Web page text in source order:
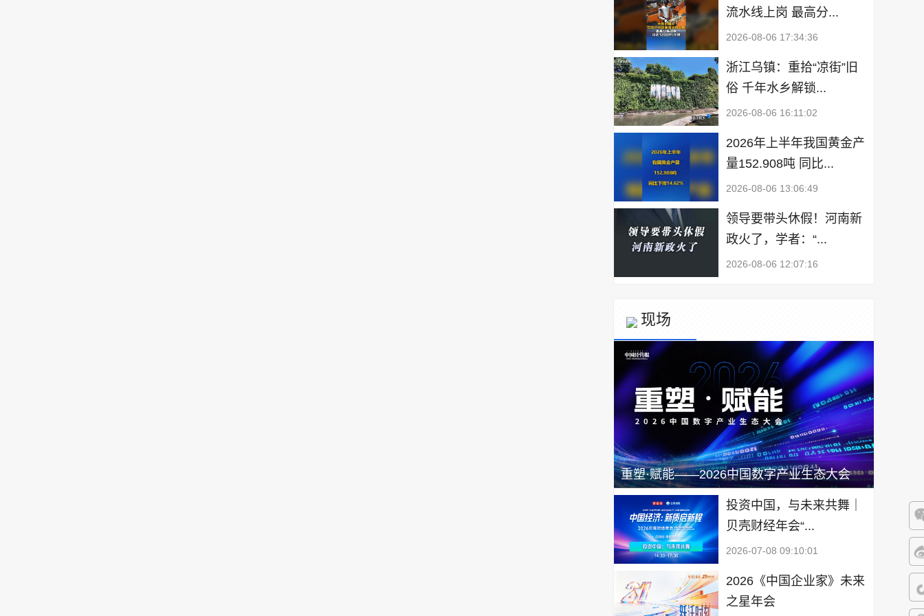
微
微
抖
流水线上岗 最高分...
2026-08-06 17:34:36
浙江乌镇：重拾“凉街”旧
俗 千年水乡解锁...
2026-08-06 16:11:02
2026年上半年我国黄金产
量152.908吨 同比...
2026-08-06 13:06:49
领导要带头休假！河南新
政火了，学者：“...
2026-08-06 12:07:16
现场
重塑·赋能——2026中国数字产业生态大会
投资中国，与未来共舞｜
贝壳财经年会“...
2026-07-08 09:10:01
2026《中国企业家》未来
之星年会